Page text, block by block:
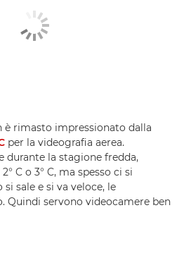
rimasto impressionato dalla
per la videografia aerea.
durante la stagione fredda,
C o 3° C, ma spesso ci si
sale e si va veloce, le
Quindi servono videocamere ben